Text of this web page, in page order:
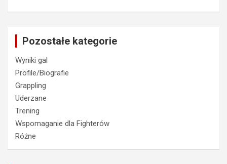
Pozostałe kategorie
Wyniki gal
Profile/Biografie
Grappling
Uderzane
Trening
Wspomaganie dla Fighterów
Różne